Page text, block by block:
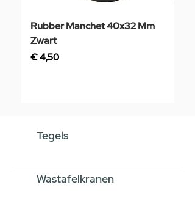
Rubber Manchet 40x32 Mm
Zwart
Prijs
€ 4,50
Tegels
Wastafelkranen